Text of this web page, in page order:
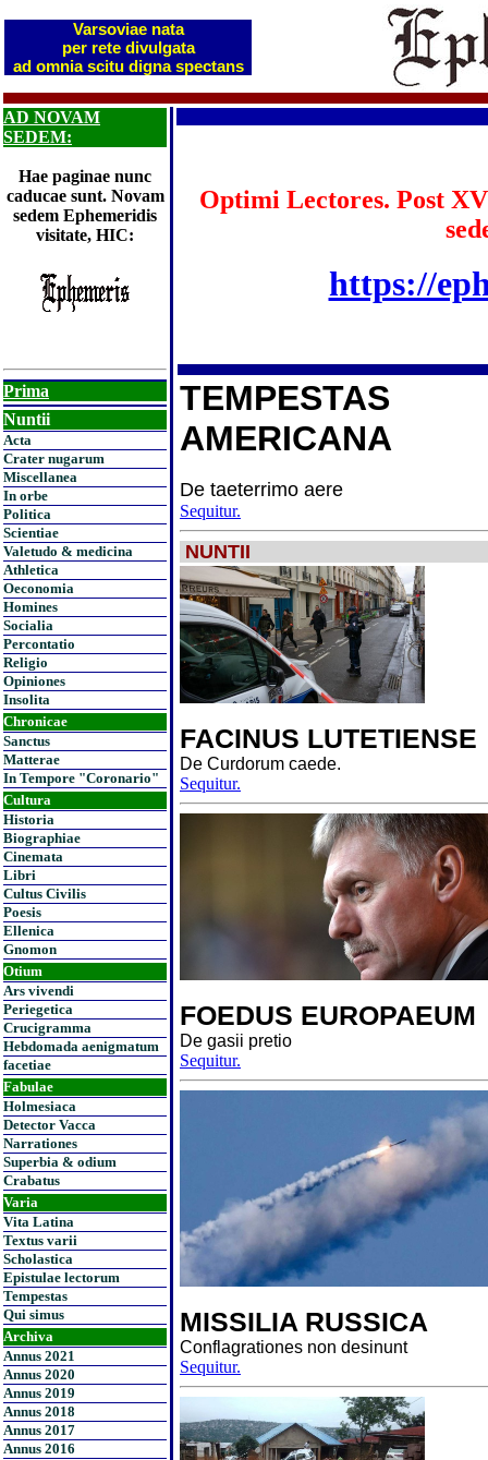
Varsoviae nata
per rete divulgata
ad omnia scitu digna spectans
AD NOVAM
SEDEM:
Hae paginae nunc
caducae sunt. Novam
sedem Ephemeridis
visitate, HIC:
Prima
Nuntii
Acta
Crater nugarum
Miscellanea
In orbe
Politica
Scientiae
Valetudo & medicina
Athletica
Oeconomia
Homines
Socialia
Percontatio
Religio
Opiniones
Insolita
Chronicae
Sanctus
Matterae
In Tempore "Coronario"
Cultura
Historia
Biographiae
Cinemata
Libri
Cultus Civilis
Poesis
Ellenica
Gnomon
Otium
Ars vivendi
Periegetica
Crucigramma
Hebdomada aenigmatum
facetiae
Fabulae
Holmesiaca
Detector Vacca
Narrationes
Superbia & odium
Crabatus
Varia
Vita Latina
Textus varii
Scholastica
Epistulae lectorum
Tempestas
Qui simus
Archiva
Annus 2021
Annus 2020
Annus 2019
Annus 2018
Annus 2017
Annus 2016
Optimi Lectores. Post
https://
TEMPESTAS
AMERICANA
De taeterrimo aere
Sequitur.
NUNTII
FACINUS LUTETIENSE
De Curdorum caede.
Sequitur.
FOEDUS EUROPAEUM
De gasii pretio
Sequitur.
MISSILIA RUSSICA
Conflagrationes non desinunt
Sequitur.